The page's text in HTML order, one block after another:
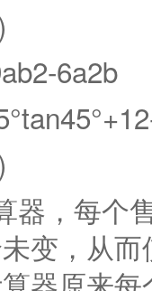
6a2b
器，每个
变，从